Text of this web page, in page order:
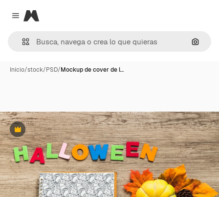
Close menu
Magnific
Inicio/stock/PSD/Mockup de cover de l…
Premium